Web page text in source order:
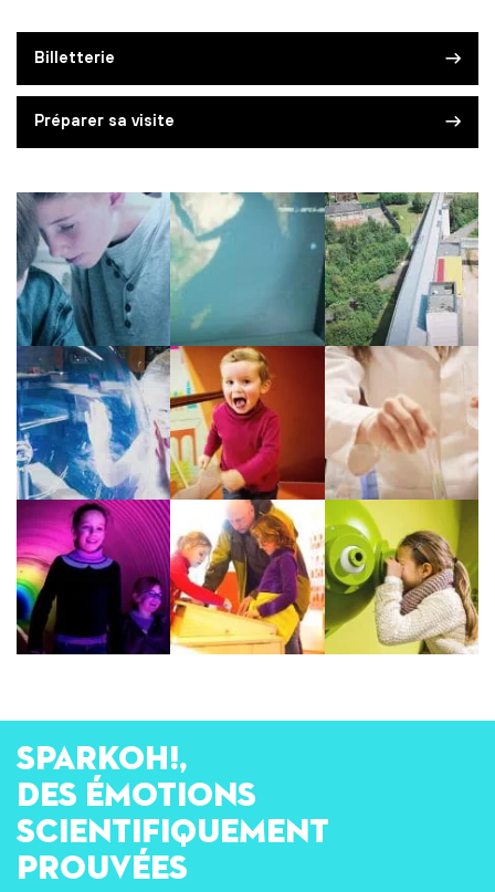
Billetterie
Préparer sa visite
SPARKOH!,
des émotions
scientifiquement
prouvées